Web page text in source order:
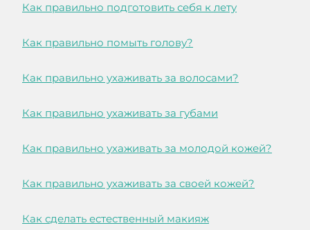
Как правильно подготовить себя к лету
Как правильно помыть голову?
Как правильно ухаживать за волосами?
Как правильно ухаживать за губами
Как правильно ухаживать за молодой кожей?
Как правильно ухаживать за своей кожей?
Как сделать естественный макияж